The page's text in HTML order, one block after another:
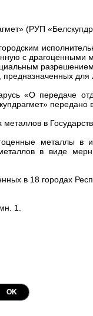
(РУП
с
«О передаче
в
металлы
в виде
в 18 городах
1.
OK